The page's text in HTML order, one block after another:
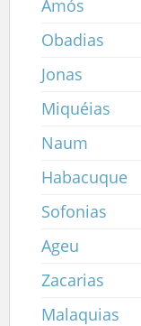
Amós
Obadias
Jonas
Miquéias
Naum
Habacuque
Sofonias
Ageu
Zacarias
Malaquias